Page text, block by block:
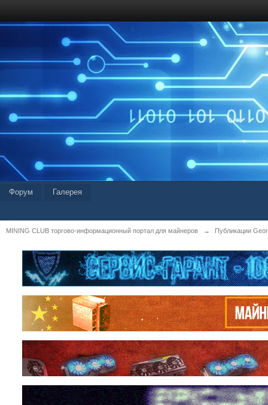
Форум Галерея
MINING CLUB торгово-информационный портал для майнеров → Публикации